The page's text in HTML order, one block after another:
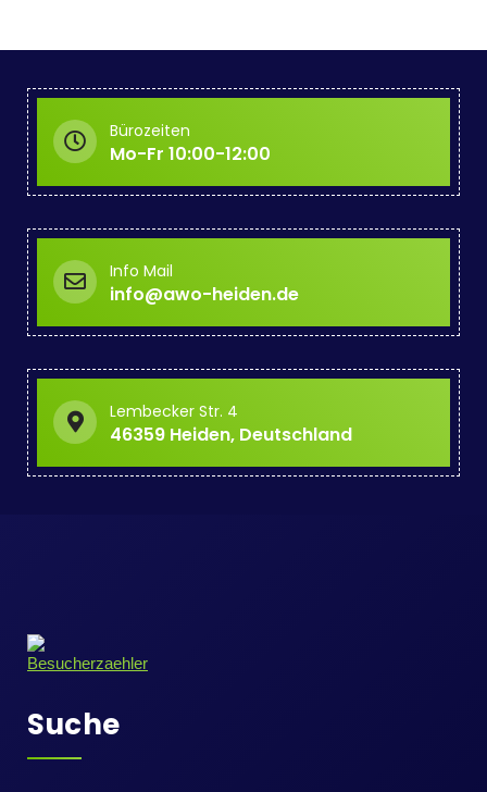
Bürozeiten
Mo-Fr 10:00-12:00
Info Mail
info@awo-heiden.de
Lembecker Str. 4
46359 Heiden, Deutschland
Suche